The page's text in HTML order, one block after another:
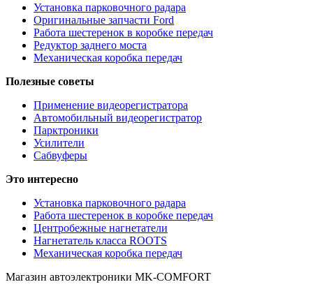
Установка парковочного радара
Оригинальные запчасти Ford
Работа шестеренок в коробке передач
Редуктор заднего моста
Механическая коробка передач
Полезные советы
Применение видеорегистратора
Автомобильный видеорегистратор
Парктроники
Усилители
Cабвуферы
Это интересно
Установка парковочного радара
Работа шестеренок в коробке передач
Центробежные нагнетатели
Нагнетатель класса ROOTS
Механическая коробка передач
Магазин автоэлектроники MK-COMFORT